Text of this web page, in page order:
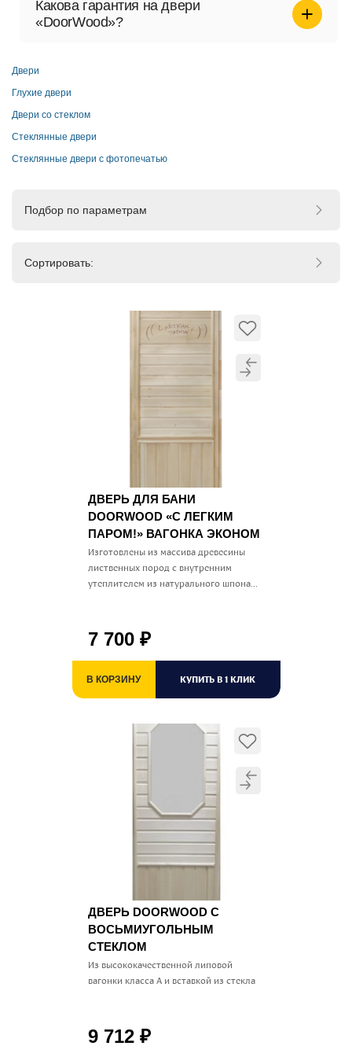
Какова гарантия на двери
«DoorWood»?
использовании. Детали гарантийных условий смотрите
Двери
Глухие двери
Двери со стеклом
Стеклянные двери
Стеклянные двери с фотопечатью
Подбор по параметрам
Сортировать:
ДВЕРЬ ДЛЯ БАНИ
DOORWOOD «С ЛЕГКИМ
ПАРОМ!» ВАГОНКА ЭКОНОМ
Изготовлены из массива древесины
лиственных пород с внутренним
утеплителем из натурального шпона...
7 700 ₽
В КОРЗИНУ КУПИТЬ В 1 КЛИК
ДВЕРЬ DOORWOOD С
ВОСЬМИУГОЛЬНЫМ
СТЕКЛОМ
Из высококачественной липовой
вагонки класса А и вставкой из стекла
9 712 ₽